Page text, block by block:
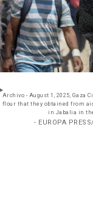
Archivo - August 1, 2025, Gaza
flour that they obtained from
in Jabalia in
- EUROPA